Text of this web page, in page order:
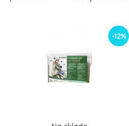
pocením. Energy Booster
obsahuje rychle
vstřebatelné a vysoce
hodnotné katalazátory:
-12%